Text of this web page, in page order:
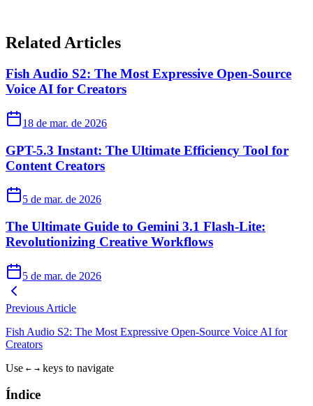
Related Articles
Fish Audio S2: The Most Expressive Open-Source
Voice AI for Creators
18 de mar. de 2026
GPT-5.3 Instant: The Ultimate Efficiency Tool for
Content Creators
5 de mar. de 2026
The Ultimate Guide to Gemini 3.1 Flash-Lite:
Revolutionizing Creative Workflows
5 de mar. de 2026
Previous Article
Fish Audio S2: The Most Expressive Open-Source Voice AI for
Creators
Use ← → keys to navigate
Índice